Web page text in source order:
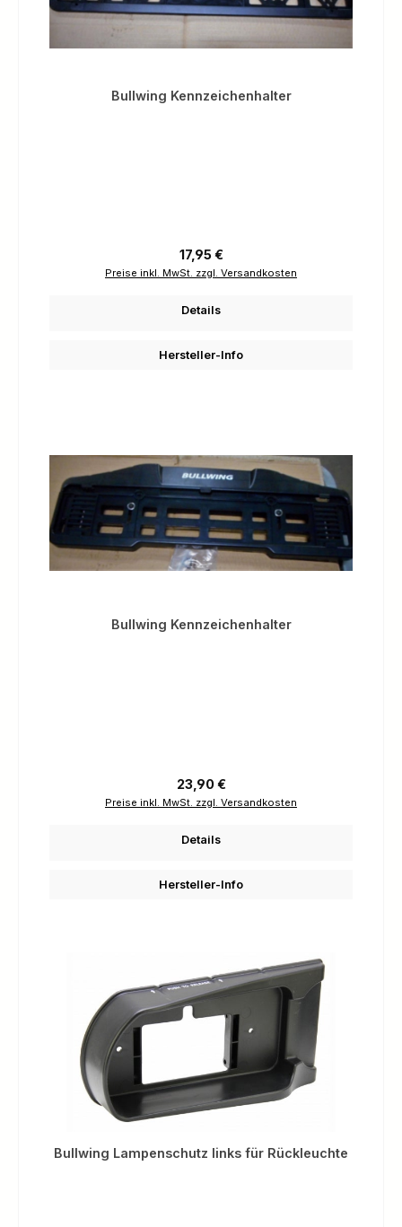
Bullwing Kennzeichenhalter
Regulärer Preis:
17,95 €
Preise inkl. MwSt. zzgl. Versandkosten
Details
Hersteller-Info
Bullwing Kennzeichenhalter
Regulärer Preis:
23,90 €
Preise inkl. MwSt. zzgl. Versandkosten
Details
Hersteller-Info
Bullwing Lampenschutz links für Rückleuchte